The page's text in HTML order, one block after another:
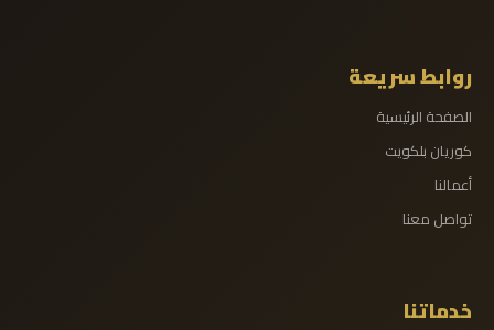
روابط سريعة
الصفحة الرئيسية
كوريان بلكويت
أعمالنا
تواصل معنا
خدماتنا